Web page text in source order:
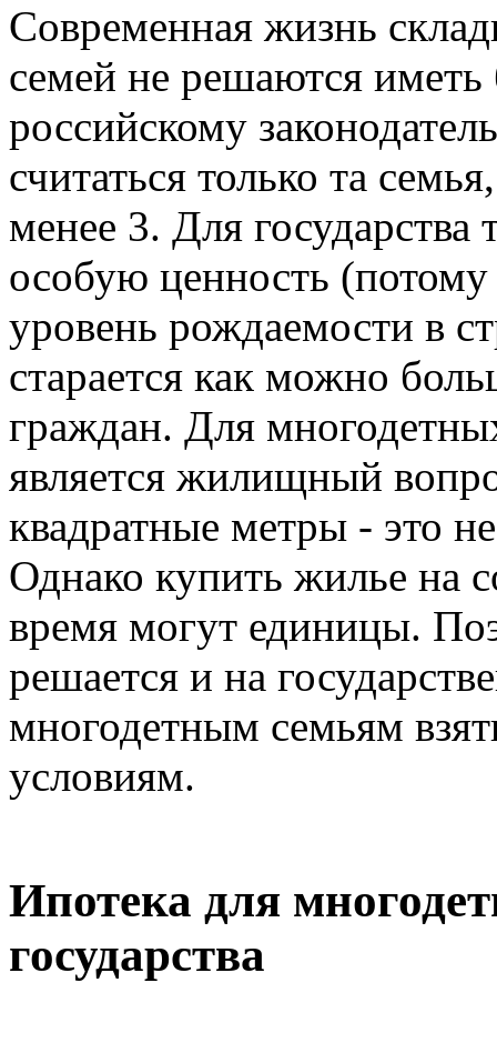
Современная жизнь
семей не решаются иметь
российскому
считаться только та
менее 3. Для государства
особую ценность (потому
уровень рождаемости в
старается как можно
граждан. Для
является жилищный
квадратные метры - это
Однако купить жилье на
время могут единицы.
решается и на
многодетным семьям
условиям.
Ипотека для
государства